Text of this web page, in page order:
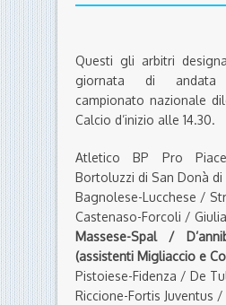
Questi gli arbitri
giornata di andata
campionato nazionale
Calcio d’inizio alle 14.30.
Atletico BP Pro
Bortoluzzi di San Donà di
Bagnolese-Lucchese /
Castenaso-Forcoli /
Massese-Spal /
(assistenti Migliaccio e
Pistoiese-Fidenza / De
Riccione-Fortis Juventus